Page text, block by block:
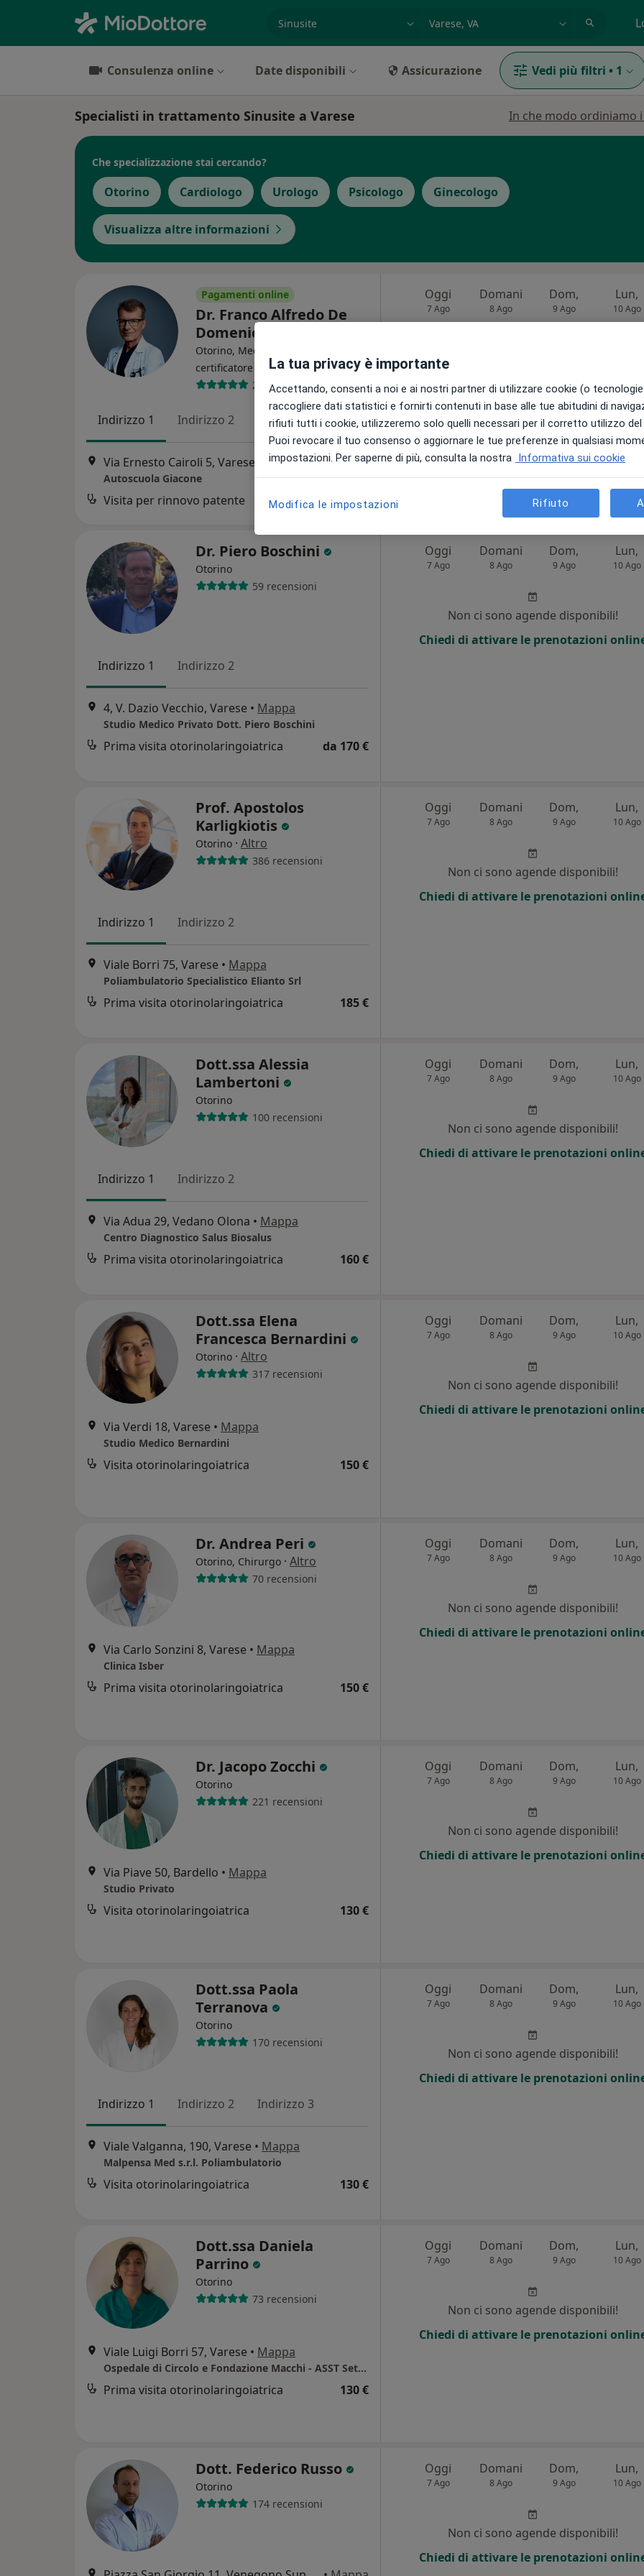
Consulenza online Date disponibili Assicurazione Vedi più filtri • 1
Specialisti in trattamento Sinusite a Varese In che modo ordiniamo
Che specializzazione stai cercando?
Otorino Cardiologo Urologo Psicologo Ginecologo
Visualizza altre informazioni
Pagamenti online
Dr. Franco Alfredo De
Domenico
Otorino, Medico estetico, Medico
certificatore
Altro
214 recensioni
Indirizzo 1 Indirizzo 2 Indirizzo 3
Via Ernesto Cairoli 5, Varese Mappa
Autoscuola Giacone
Visita per rinnovo patente da 110 €
Oggi
7 Ago
Domani
8 Ago
Dom,
9 Ago
Lun,
10 Ago
Non ci sono agende disponibili!
Chiedi di attivare le prenotazioni online
Dr. Piero Boschini
Otorino
59 recensioni
Indirizzo 1 Indirizzo 2
4, V. Dazio Vecchio, Varese • Mappa
Studio Medico Privato Dott. Piero Boschini
Prima visita otorinolaringoiatrica da 170 €
Oggi
7 Ago
Domani
8 Ago
Dom,
9 Ago
Lun,
10 Ago
Non ci sono agende disponibili!
Chiedi di attivare le prenotazioni
Prof. Apostolos
Karligkiotis
Otorino · Altro
386 recensioni
Indirizzo 1 Indirizzo 2
Viale Borri 75, Varese • Mappa
Poliambulatorio Specialistico Elianto Srl
Prima visita otorinolaringoiatrica 185 €
Oggi
7 Ago
Domani
8 Ago
Dom,
9 Ago
Lun,
10 Ago
Non ci sono agende disponibili!
Chiedi di attivare le prenotazioni
Dott.ssa Alessia
Lambertoni
Otorino
100 recensioni
Indirizzo 1 Indirizzo 2
Via Adua 29, Vedano Olona • Mappa
Centro Diagnostico Salus Biosalus
Prima visita otorinolaringoiatrica 160 €
Oggi
7 Ago
Domani
8 Ago
Dom,
9 Ago
Lun,
10 Ago
Non ci sono agende disponibili!
Chiedi di attivare le prenotazioni
Dott.ssa Elena
Francesca Bernardini
Otorino · Altro
317 recensioni
Via Verdi 18, Varese • Mappa
Studio Medico Bernardini
Visita otorinolaringoiatrica 150 €
Oggi
7 Ago
Domani
8 Ago
Dom,
9 Ago
Lun,
10 Ago
Non ci sono agende disponibili!
Chiedi di attivare le prenotazioni
Dr. Andrea Peri
Otorino, Chirurgo · Altro
70 recensioni
Via Carlo Sonzini 8, Varese • Mappa
Clinica Isber
Prima visita otorinolaringoiatrica 150 €
Oggi
7 Ago
Domani
8 Ago
Dom,
9 Ago
Lun,
10 Ago
Non ci sono agende disponibili!
Chiedi di attivare le prenotazioni
Dr. Jacopo Zocchi
Otorino
221 recensioni
Via Piave 50, Bardello • Mappa
Studio Privato
Visita otorinolaringoiatrica 130 €
Oggi
7 Ago
Domani
8 Ago
Dom,
9 Ago
Lun,
10 Ago
Non ci sono agende disponibili!
Chiedi di attivare le prenotazioni
Dott.ssa Paola
Terranova
Otorino
170 recensioni
Indirizzo 1 Indirizzo 2 Indirizzo 3
Viale Valganna, 190, Varese • Mappa
Malpensa Med s.r.l. Poliambulatorio
Visita otorinolaringoiatrica 130 €
Oggi
7 Ago
Domani
8 Ago
Dom,
9 Ago
Lun,
10 Ago
Non ci sono agende disponibili!
Chiedi di attivare le prenotazioni
Dott.ssa Daniela
Parrino
Otorino
73 recensioni
Viale Luigi Borri 57, Varese • Mappa
Ospedale di Circolo e Fondazione Macchi - ASST Sette Laghi
Prima visita otorinolaringoiatrica 130 €
Oggi
7 Ago
Domani
8 Ago
Dom,
9 Ago
Lun,
10 Ago
Non ci sono agende disponibili!
Chiedi di attivare le prenotazioni
Dott. Federico Russo
Otorino
174 recensioni
Oggi
7 Ago
Domani
8 Ago
Dom,
9 Ago
Lun,
10 Ago
Non ci sono agende disponibili!
Chiedi di attivare le prenotazioni
La tua privacy è importante
Accettando, consenti a noi e ai nostri partner di utilizzare cookie (o
raccogliere dati statistici e fornirti contenuti in base alle tue abitudini di
rifiuti tutti i cookie, utilizzeremo solo quelli necessari per il corretto utilizzo
Puoi revocare il tuo consenso o aggiornare le tue preferenze in qualsiasi
impostazioni. Per saperne di più, consulta la nostra Informativa sui cookie
Modifica le impostazioni Rifiuto